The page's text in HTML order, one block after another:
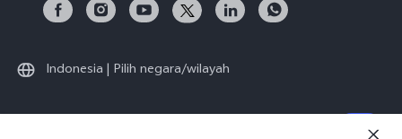
Indonesia | Pilih negara/wilayah